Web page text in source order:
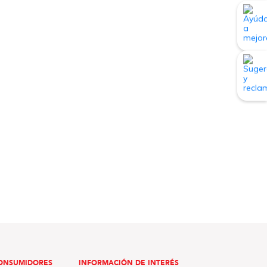
INFORMACIÓN DE INTERÉS